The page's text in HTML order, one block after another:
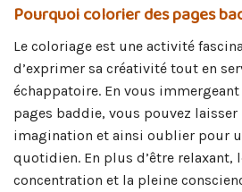
Pourquoi colorier des pages
Le coloriage est une activité
d’exprimer sa créativité tout en
échappatoire. En vous immergeant
pages baddie, vous pouvez
imagination et ainsi oublier pour
quotidien. En plus d’être relaxant,
concentration et la pleine